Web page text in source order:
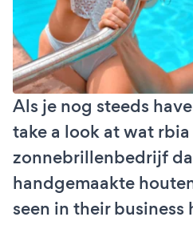
Als je nog steeds
take a look at wat rbia
zonnebrillenbedrijf
handgemaakte
seen in their business